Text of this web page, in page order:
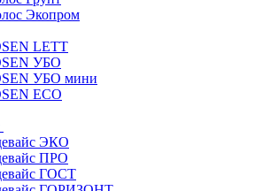
Экопром
LETT
УБО
УБО мини
ECO
ЭКО
ПРО
ГОСТ